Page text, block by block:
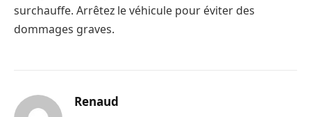
surchauffe. Arrêtez le véhicule pour éviter des
dommages graves.
Renaud